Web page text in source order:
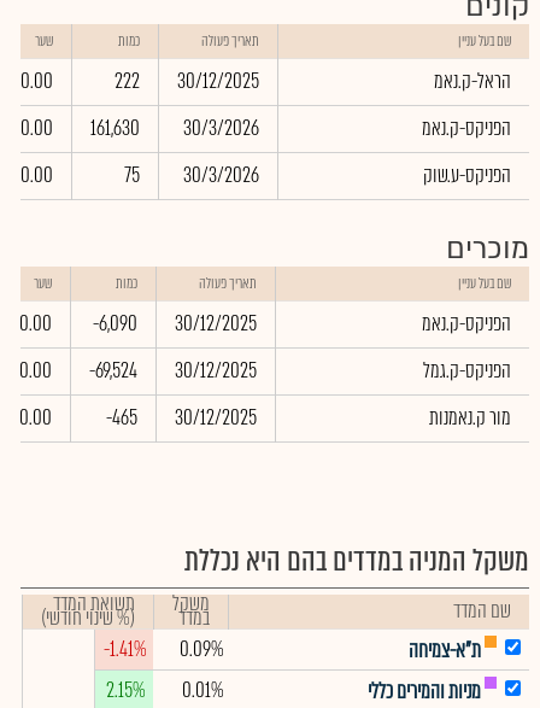
שם בעל עניין תאריך פעולה כמות שער
הראל-ק.נאמ 30/12/2025
222
0.00
הפניקס-ק.נאמ
30/3/2026
161,630
0.00
הפניקס-ע.שוק
30/3/2026
75
0.00
מוכרים
שם בעל עניין תאריך פעולה כמות שער
הפניקס-ק.נאמ 30/12/2025
-6,090
0.00
הפניקס-ק.גמל
30/12/2025
-69,524
0.00
מור ק.נאמנות
30/12/2025
-465
0.00
משקל המניה במדדים בהם היא נכללת
שם המדד משקל
במדד תשואת המדד
(% שינוי חודשי)
ת"א-צמיחה
0.09%
-1.41%
מניות והמירים כללי
0.01%
2.15%